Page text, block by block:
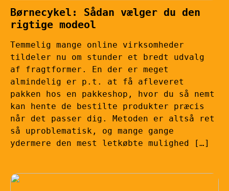
Børnecykel: Sådan vælger du den
rigtige modeol
Temmelig mange online virksomheder
tildeler nu om stunder et bredt udvalg
af fragtformer. En der er meget
almindelig er p.t. at få afleveret
pakken hos en pakkeshop, hvor du så nemt
kan hente de bestilte produkter præcis
når det passer dig. Metoden er altså ret
så uproblematisk, og mange gange
ydermere den mest letkøbte mulighed […]